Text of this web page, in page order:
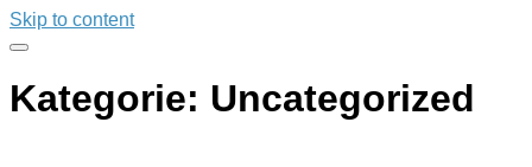
Skip to content
Kategorie: Uncategorized